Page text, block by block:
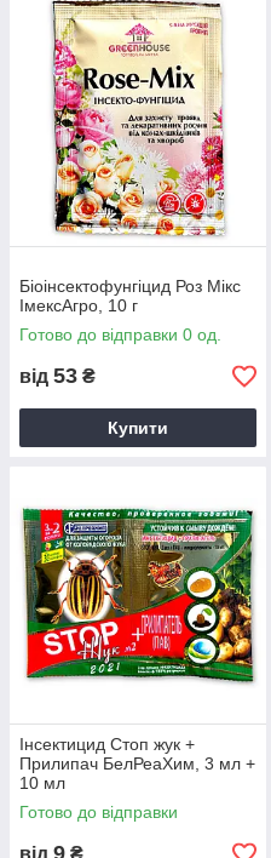
Біоінсектофунгіцид Роз Мікс
ІмексАгро, 10 г
Готово до відправки 0 од.
від 53 ₴
Купити
Інсектицид Стоп жук +
Прилипач БелРеаХим, 3 мл +
10 мл
Готово до відправки
від 9 ₴